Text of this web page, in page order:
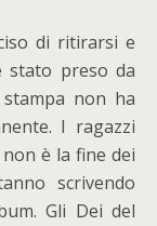
di ritirarsi e
preso da
non ha
I ragazzi
è la fine dei
scrivendo
Gli Dei del